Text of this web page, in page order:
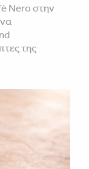
Nero στην
της